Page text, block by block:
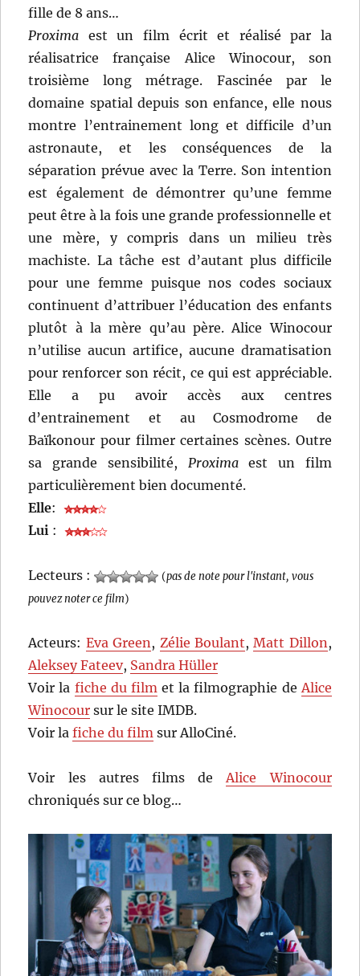
fille de 8 ans…
Proxima est un film écrit et réalisé par la
réalisatrice française Alice Winocour, son
troisième long métrage. Fascinée par le
domaine spatial depuis son enfance, elle nous
montre l’entrainement long et difficile d’un
astronaute, et les conséquences de la
séparation prévue avec la Terre. Son intention
est également de démontrer qu’une femme
peut être à la fois une grande professionnelle et
une mère, y compris dans un milieu très
machiste. La tâche est d’autant plus difficile
pour une femme puisque nos codes sociaux
continuent d’attribuer l’éducation des enfants
plutôt à la mère qu’au père. Alice Winocour
n’utilise aucun artifice, aucune dramatisation
pour renforcer son récit, ce qui est appréciable.
Elle a pu avoir accès aux centres
d’entrainement et au Cosmodrome de
Baïkonour pour filmer certaines scènes. Outre
sa grande sensibilité, Proximaest un film
particulièrement bien documenté.
Elle:
Lui :
Lecteurs : (pas de note pour l'instant, vous
pouvez noter ce film)
Acteurs: Eva Green, Zélie Boulant,Matt Dillon,
Aleksey Fateev, Sandra Hüller
Voir la fiche du filmet la filmographie deAlice
Winocour sur le site IMDB.
Voir lafiche du film sur AlloCiné.
Voir les autres films deAlice Winocour
chroniqués sur ce blog…